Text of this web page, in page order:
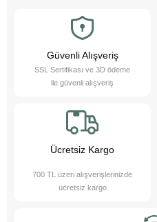
ve duygusal açıdan güçlü bireyler
Evcil hayvanlarımız sayesinde daha
egzersiz yapmamızı teşvik eder ve
getirmemize yardımcı olurlar. Bu
Pet Asya Online Petshop olarak, evcil
değerli katkıların farkındayız ve
bakım ürünleri sunarak destek
hayvanlarınıza gerekli olan her türlü
sağlamaktan gurur duyuyoruz. Bizimle,
karşılayabilir ve onların yaşam
Güvenli Alışveriş
SSL Sertifikası ve 3D ödeme
ile güvenli alışveriş
Ücretsiz Kargo
700 TL üzeri alışverişlerinizde
ücretsiz kargo